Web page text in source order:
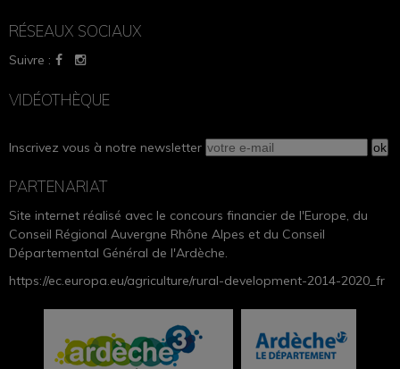
RÉSEAUX SOCIAUX
Suivre :
VIDÉOTHÈQUE
Inscrivez vous à notre newsletter
PARTENARIAT
Site internet réalisé avec le concours financier de l'Europe, du
Conseil Régional Auvergne Rhône Alpes et du Conseil
Départemental Général de l'Ardèche.
https://ec.europa.eu/agriculture/rural-development-2014-2020_fr